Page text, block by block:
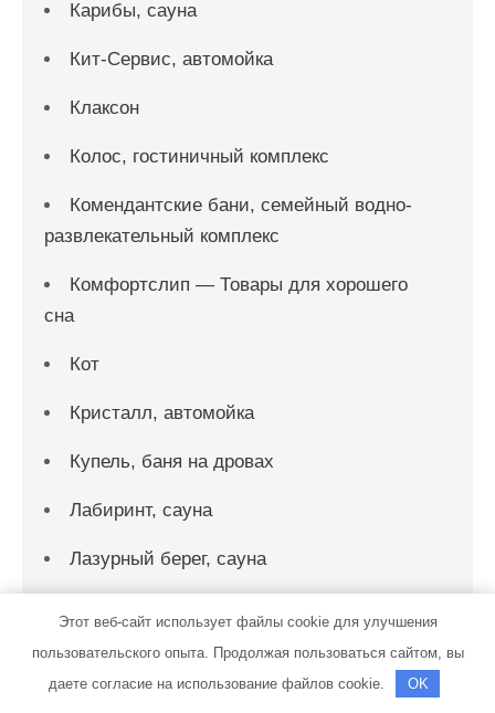
Карибы, сауна
Кит-Сервис, автомойка
Клаксон
Колос, гостиничный комплекс
Комендантские бани, семейный водно-
развлекательный комплекс
Комфортслип — Товары для хорошего
сна
Кот
Кристалл, автомойка
Купель, баня на дровах
Лабиринт, сауна
Лазурный берег, сауна
Латунские бани, подразделение
Этот веб-сайт использует файлы cookie для улучшения
пользовательского опыта. Продолжая пользоваться сайтом, вы
даете согласие на использование файлов cookie.
OK